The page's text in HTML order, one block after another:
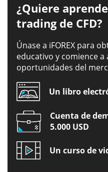
¿Quiere
trading de CFD?
Únase a iFOREX para
educativo y comience a
oportunidades del
Un libro
Cuenta de
5.000 USD
Un curso de